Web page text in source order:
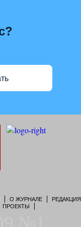
О ЖУРНАЛЕ РЕДАКЦИЯ
ПРОЕКТЫ